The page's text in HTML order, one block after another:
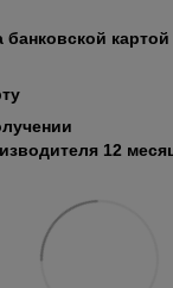
картой
12